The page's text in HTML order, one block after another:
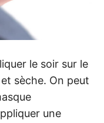
le soir sur le
sèche. On peut
une